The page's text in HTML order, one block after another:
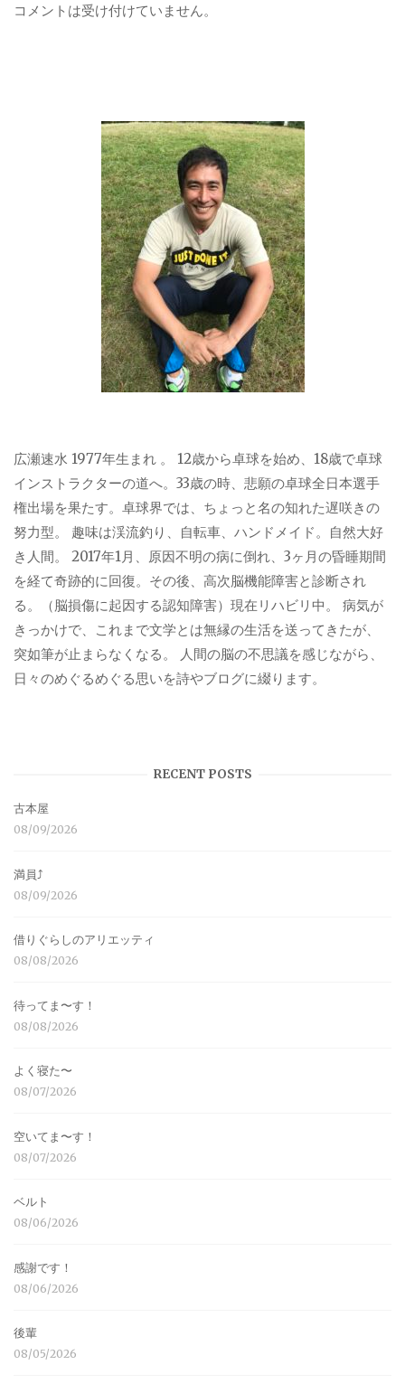
コメントは受け付けていません。
広瀬速水 1977年生まれ 。 12歳から卓球を始め、18歳で卓球
インストラクターの道へ。33歳の時、悲願の卓球全日本選手
権出場を果たす。卓球界では、ちょっと名の知れた遅咲きの
努力型。 趣味は渓流釣り、自転車、ハンドメイド。自然大好
き人間。 2017年1月、原因不明の病に倒れ、3ヶ月の昏睡期間
を経て奇跡的に回復。その後、高次脳機能障害と診断され
る。（脳損傷に起因する認知障害）現在リハビリ中。 病気が
きっかけで、これまで文学とは無縁の生活を送ってきたが、
突如筆が止まらなくなる。 人間の脳の不思議を感じながら、
日々のめぐるめぐる思いを詩やブログに綴ります。
RECENT POSTS
古本屋
08/09/2026
満員⤴︎
08/09/2026
借りぐらしのアリエッティ
08/08/2026
待ってま〜す！
08/08/2026
よく寝た〜
08/07/2026
空いてま〜す！
08/07/2026
ベルト
08/06/2026
感謝です！
08/06/2026
後輩
08/05/2026